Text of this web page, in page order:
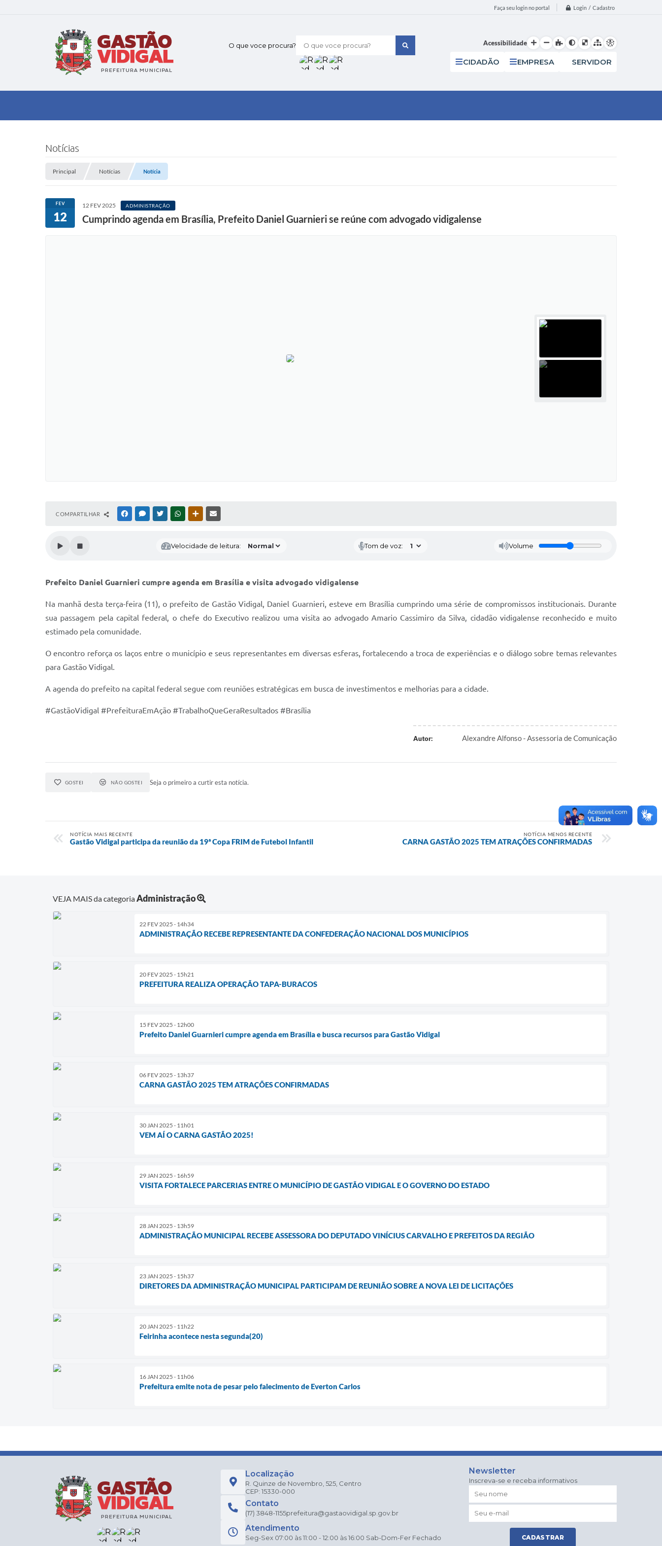
Faça seu login no portal Login / Cadastro
O que voce procura? Acessibilidade
CIDADÃO EMPRESA SERVIDOR
Notícias
Principal Notícias Notícia
FEV
12
12 FEV 2025 ADMINISTRAÇÃO
Cumprindo agenda em Brasília, Prefeito Daniel Guarnieri se reúne com advogado vidigalense
COMPARTILHAR FACEBOOKMESSENGER
TWITTERWHATSAPPOUTRAS MÍDIAS
Velocidade de leitura: Tom de voz: Volume
Prefeito Daniel Guarnieri cumpre agenda em Brasília e visita advogado vidigalense
Na manhã desta terça-feira (11), o prefeito de Gastão Vidigal, Daniel Guarnieri, esteve em Brasília cumprindo uma série de compromissos institucionais. Durante
sua passagem pela capital federal, o chefe do Executivo realizou uma visita ao advogado Amario Cassimiro da Silva, cidadão vidigalense reconhecido e muito
estimado pela comunidade.
O encontro reforça os laços entre o município e seus representantes em diversas esferas, fortalecendo a troca de experiências e o diálogo sobre temas relevantes
para Gastão Vidigal.
A agenda do prefeito na capital federal segue com reuniões estratégicas em busca de investimentos e melhorias para a cidade.
#GastãoVidigal #PrefeituraEmAção #TrabalhoQueGeraResultados #Brasília
Autor: Alexandre Alfonso - Assessoria de Comunicação
GOSTEI NÃO GOSTEI Seja o primeiro a curtir esta notícia.
NOTÍCIA MAIS RECENTE
Gastão Vidigal participa da reunião da 19ª Copa FRIM de Futebol Infantil
NOTÍCIA MENOS RECENTE
CARNA GASTÃO 2025 TEM ATRAÇÕES CONFIRMADAS
VEJA MAIS da categoriaAdministração
22 FEV 2025 - 14h34
ADMINISTRAÇÃO RECEBE REPRESENTANTE DA CONFEDERAÇÃO NACIONAL DOS MUNICÍPIOS
20 FEV 2025 - 15h21
PREFEITURA REALIZA OPERAÇÃO TAPA-BURACOS
15 FEV 2025 - 12h00
Prefeito Daniel Guarnieri cumpre agenda em Brasília e busca recursos para Gastão Vidigal
06 FEV 2025 - 13h37
CARNA GASTÃO 2025 TEM ATRAÇÕES CONFIRMADAS
30 JAN 2025 - 11h01
VEM AÍ O CARNA GASTÃO 2025!
29 JAN 2025 - 16h59
VISITA FORTALECE PARCERIAS ENTRE O MUNICÍPIO DE GASTÃO VIDIGAL E O GOVERNO DO ESTADO
28 JAN 2025 - 13h59
ADMINISTRAÇÃO MUNICIPAL RECEBE ASSESSORA DO DEPUTADO VINÍCIUS CARVALHO E PREFEITOS DA REGIÃO
23 JAN 2025 - 15h37
DIRETORES DA ADMINISTRAÇÃO MUNICIPAL PARTICIPAM DE REUNIÃO SOBRE A NOVA LEI DE LICITAÇÕES
20 JAN 2025 - 11h22
Feirinha acontece nesta segunda(20)
16 JAN 2025 - 11h06
Prefeitura emite nota de pesar pelo falecimento de Everton Carlos
Localização
R. Quinze de Novembro, 525, Centro
CEP: 15330-000
Contato
(17) 3848-1155prefeitura@gastaovidigal.sp.gov.br
Atendimento
Seg-Sex 07:00 às 11:00 - 12:00 às 16:00 Sab-Dom-Fer Fechado
Newsletter
Inscreva-se e receba informativos
CADASTRAR